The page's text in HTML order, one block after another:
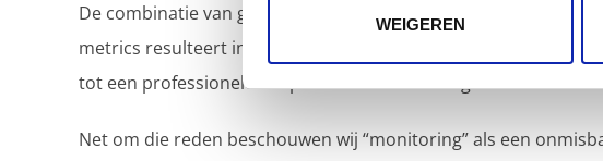
WEIGEREN
De combinatie van gecentraliseerde server en applicatie logs,
metrics resulteert in de perfecte tool waarbij alle aanwezige
tot een professionele aanpak van server management.
Net om die reden beschouwen wij “monitoring” als een